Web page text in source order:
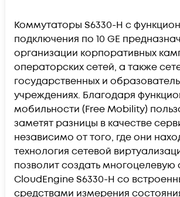
Коммутаторы S6330-H с
подключения по 10 GE
организации корпоративных
операторских сетей, а также
государственных и
учреждениях. Благодаря
мобильности (Free Mobility)
заметят разницы в качестве
независимо от того, где они
технология сетевой
позволит создать многоцелевую
CloudEngine S6330-H со
средствами измерения